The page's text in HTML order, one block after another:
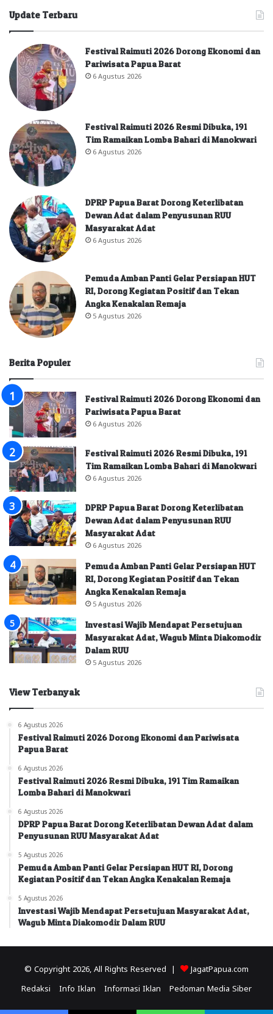
Update Terbaru
Festival Raimuti 2026 Dorong Ekonomi dan
Pariwisata Papua Barat
6 Agustus 2026
Festival Raimuti 2026 Resmi Dibuka, 191
Tim Ramaikan Lomba Bahari di Manokwari
6 Agustus 2026
DPRP Papua Barat Dorong Keterlibatan
Dewan Adat dalam Penyusunan RUU
Masyarakat Adat
6 Agustus 2026
Pemuda Amban Panti Gelar Persiapan HUT
RI, Dorong Kegiatan Positif dan Tekan
Angka Kenakalan Remaja
5 Agustus 2026
Berita Populer
Festival Raimuti 2026 Dorong Ekonomi dan
Pariwisata Papua Barat
6 Agustus 2026
Festival Raimuti 2026 Resmi Dibuka, 191
Tim Ramaikan Lomba Bahari di Manokwari
6 Agustus 2026
DPRP Papua Barat Dorong Keterlibatan
Dewan Adat dalam Penyusunan RUU
Masyarakat Adat
6 Agustus 2026
Pemuda Amban Panti Gelar Persiapan HUT
RI, Dorong Kegiatan Positif dan Tekan
Angka Kenakalan Remaja
5 Agustus 2026
Investasi Wajib Mendapat Persetujuan
Masyarakat Adat, Wagub Minta Diakomodir
Dalam RUU
5 Agustus 2026
View Terbanyak
6 Agustus 2026
Festival Raimuti 2026 Dorong Ekonomi dan Pariwisata
Papua Barat
6 Agustus 2026
Festival Raimuti 2026 Resmi Dibuka, 191 Tim Ramaikan
Lomba Bahari di Manokwari
6 Agustus 2026
DPRP Papua Barat Dorong Keterlibatan Dewan Adat dalam
Penyusunan RUU Masyarakat Adat
5 Agustus 2026
Pemuda Amban Panti Gelar Persiapan HUT RI, Dorong
Kegiatan Positif dan Tekan Angka Kenakalan Remaja
5 Agustus 2026
Investasi Wajib Mendapat Persetujuan Masyarakat Adat,
Wagub Minta Diakomodir Dalam RUU
© Copyright 2026, All Rights Reserved | JagatPapua.com
Redaksi Info Iklan Informasi Iklan Pedoman Media Siber